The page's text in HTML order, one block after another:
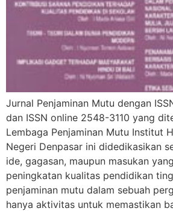
Jurnal Penjaminan Mutu dengan
dan ISSN online 2548-3110 yang
Lembaga Penjaminan Mutu Institut
Negeri Denpasar ini didedikasikan
ide, gagasan, maupun masukan
peningkatan kualitas pendidikan
penjaminan mutu dalam sebuah
hanya aktivitas untuk memastikan